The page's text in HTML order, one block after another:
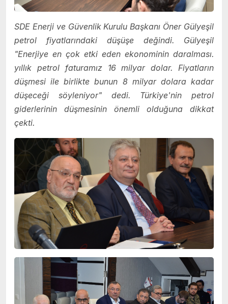
SDE Enerji ve Güvenlik Kurulu Başkanı Öner Gülyeşil
petrol fiyatlarındaki düşüşe değindi. Gülyeşil
"Enerjiye en çok etki eden ekonominin daralması.
yıllık petrol faturamız 16 milyar dolar. Fiyatların
düşmesi ile birlikte bunun 8 milyar dolara kadar
düşeceği söyleniyor" dedi. Türkiye'nin petrol
giderlerinin düşmesinin önemli olduğuna dikkat
çekti.